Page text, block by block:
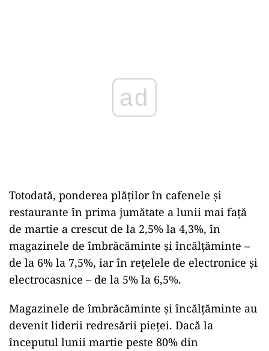
Totodată, ponderea plăților în cafenele și
restaurante în prima jumătate a lunii mai față
de martie a crescut de la 2,5% la 4,3%, în
magazinele de îmbrăcăminte și încălțăminte –
de la 6% la 7,5%, iar în rețelele de electronice și
electrocasnice – de la 5% la 6,5%.
Magazinele de îmbrăcăminte și încălțăminte au
devenit liderii redresării pieței. Dacă la
începutul lunii martie peste 80% din